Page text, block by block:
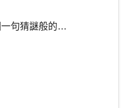
一句猜謎般的…